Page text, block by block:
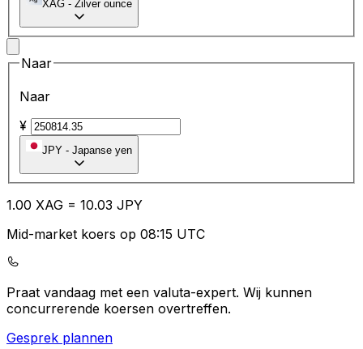
XAG - Zilver ounce
Naar
Naar
¥
JPY - Japanse yen
1.00 XAG = 10.03 JPY
Mid-market koers op 08:15 UTC
Praat vandaag met een valuta-expert. Wij kunnen
concurrerende koersen overtreffen.
Gesprek plannen